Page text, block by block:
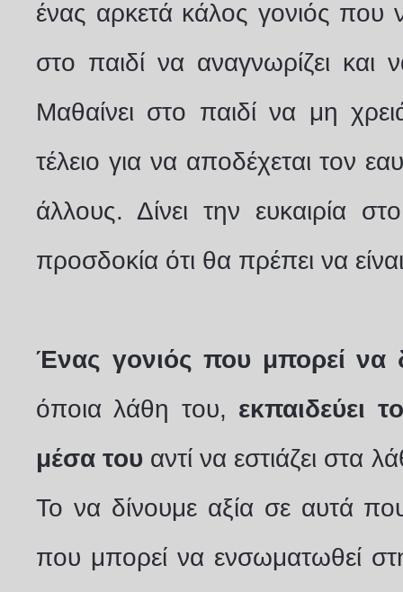
ένας αρκετά κάλος γονιός που
στο παιδί να αναγνωρίζει και
Μαθαίνει στο παιδί να μη
τέλειο για να αποδέχεται τον
άλλους. Δίνει την ευκαιρία
προσδοκία ότι θα πρέπει να
Ένας γονιός που μπορεί να
όποια λάθη του, εκπαιδεύει
μέσα του αντί να εστιάζει στα
Το να δίνουμε αξία σε αυτά
που μπορεί να ενσωματωθεί